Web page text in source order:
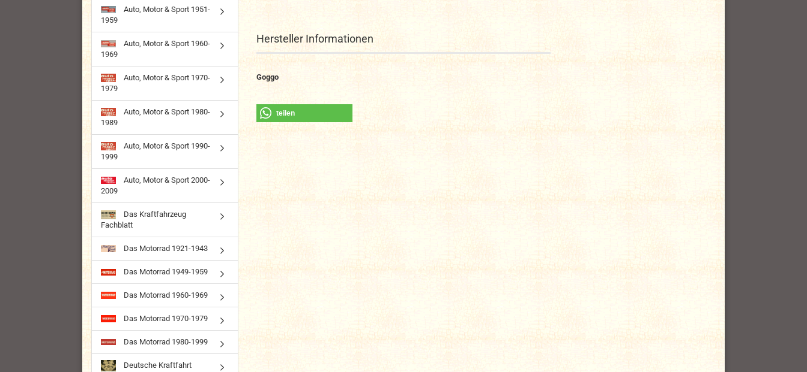
Hersteller Informationen
Goggo
teilen
Auto, Motor & Sport 1951-
1959
Auto, Motor & Sport 1960-
1969
Auto, Motor & Sport 1970-
1979
Auto, Motor & Sport 1980-
1989
Auto, Motor & Sport 1990-
1999
Auto, Motor & Sport 2000-
2009
Das Kraftfahrzeug
Fachblatt
Das Motorrad 1921-1943
Das Motorrad 1949-1959
Das Motorrad 1960-1969
Das Motorrad 1970-1979
Das Motorrad 1980-1999
Deutsche Kraftfahrt